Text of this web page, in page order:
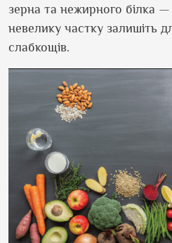
зерна та нежирного білка —
невелику частку залишіть
слабкощів.